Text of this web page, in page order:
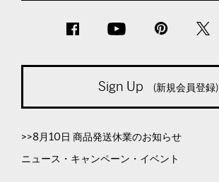
Sign Up (新規会員登録)
>>8月10日 商品発送休業のお知らせ
ニュース・キャンペーン・イベント